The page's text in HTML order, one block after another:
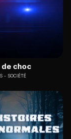
choc
SOCIÉTÉ